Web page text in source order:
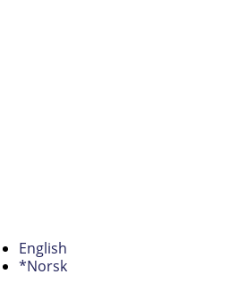
English
*Norsk